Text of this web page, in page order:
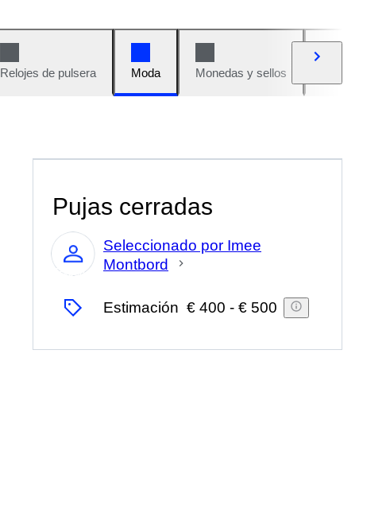
Relojes de pulsera Moda Monedas y sellos
Pujas cerradas
Experto
Seleccionado por Imee
Montbord
Estimación € 400 - € 500